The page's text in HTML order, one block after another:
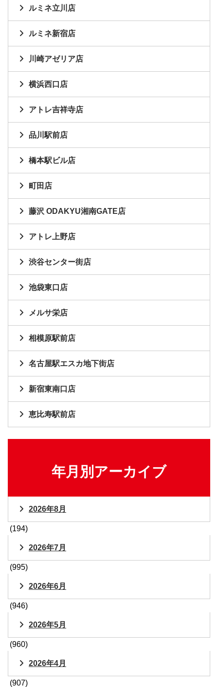
ルミネ立川店
ルミネ新宿店
川崎アゼリア店
横浜西口店
アトレ吉祥寺店
品川駅前店
橋本駅ビル店
町田店
藤沢 ODAKYU湘南GATE店
アトレ上野店
渋谷センター街店
池袋東口店
メルサ栄店
相模原駅前店
名古屋駅エスカ地下街店
新宿東南口店
恵比寿駅前店
年月別アーカイブ
2026年8月
(194)
2026年7月
(995)
2026年6月
(946)
2026年5月
(960)
2026年4月
(907)